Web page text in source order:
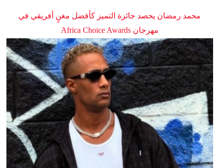
محمد رمضان يحصد جائزة التميز كأفضل مغنٍ أفريقي في
مهرجان Africa Choice Awards